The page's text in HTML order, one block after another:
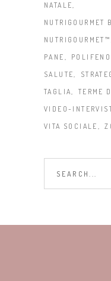
NATALE
NUTRIGOURMET
NUTRIGOURMET™
PANE
SALUTE
TAGLIA
TERME
VIDEO-
VITA SOCIALE